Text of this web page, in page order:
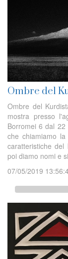
Ombre del
Ombre del
mostra presso
Borromei 6 dal
che chiamiamo
caratteristiche
poi diamo nomi e
07/05/2019